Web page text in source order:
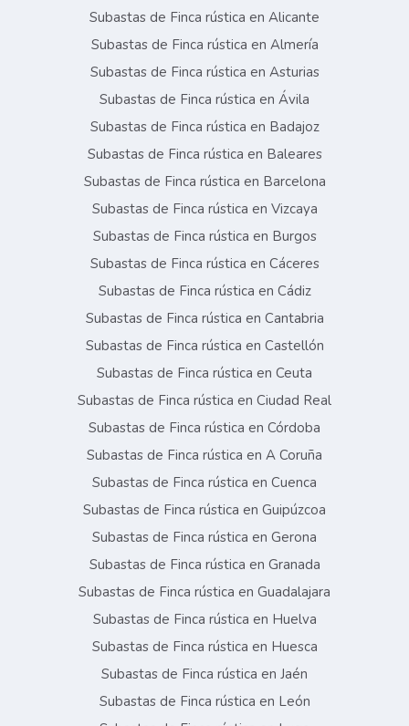
Subastas de Finca rústica en Alicante
Subastas de Finca rústica en Almería
Subastas de Finca rústica en Asturias
Subastas de Finca rústica en Ávila
Subastas de Finca rústica en Badajoz
Subastas de Finca rústica en Baleares
Subastas de Finca rústica en Barcelona
Subastas de Finca rústica en Vizcaya
Subastas de Finca rústica en Burgos
Subastas de Finca rústica en Cáceres
Subastas de Finca rústica en Cádiz
Subastas de Finca rústica en Cantabria
Subastas de Finca rústica en Castellón
Subastas de Finca rústica en Ceuta
Subastas de Finca rústica en Ciudad Real
Subastas de Finca rústica en Córdoba
Subastas de Finca rústica en A Coruña
Subastas de Finca rústica en Cuenca
Subastas de Finca rústica en Guipúzcoa
Subastas de Finca rústica en Gerona
Subastas de Finca rústica en Granada
Subastas de Finca rústica en Guadalajara
Subastas de Finca rústica en Huelva
Subastas de Finca rústica en Huesca
Subastas de Finca rústica en Jaén
Subastas de Finca rústica en León